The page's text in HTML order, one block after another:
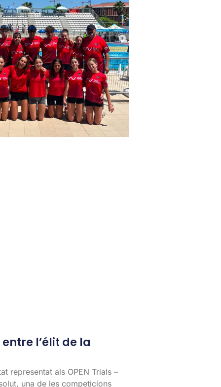
l’élit de la
representat als OPEN Trials –
una de les competicions